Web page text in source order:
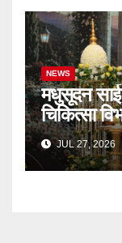
NEWS
मधुसूदन साई
चिकित्सा
JUL 27, 2026